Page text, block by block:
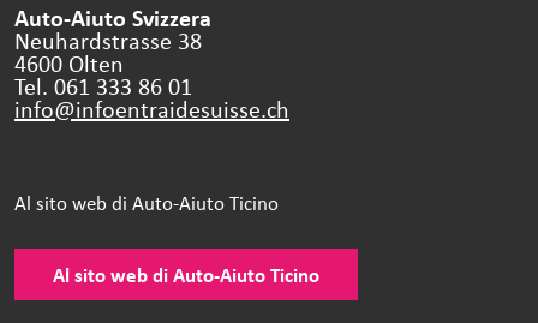
Auto-Aiuto Svizzera
Neuhardstrasse 38
4600 Olten
Tel. 061 333 86 01
info@infoentraidesuisse.ch
Al sito web di Auto-Aiuto Ticino
Al sito web di Auto-Aiuto Ticino